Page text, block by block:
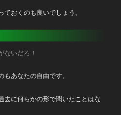
おくのも良いでしょう。
ないだろ！
あなたの自由です。
去に何らかの形で聞いたことはな